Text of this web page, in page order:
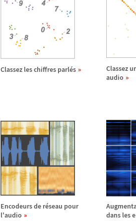
Classez les chiffres parlés
Classez
audio
Encodeurs de réseau pour
l'audio
dans les